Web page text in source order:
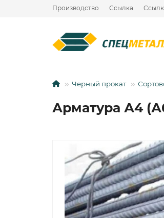
Производство Ссылка
Черный прокат
Арматура А4